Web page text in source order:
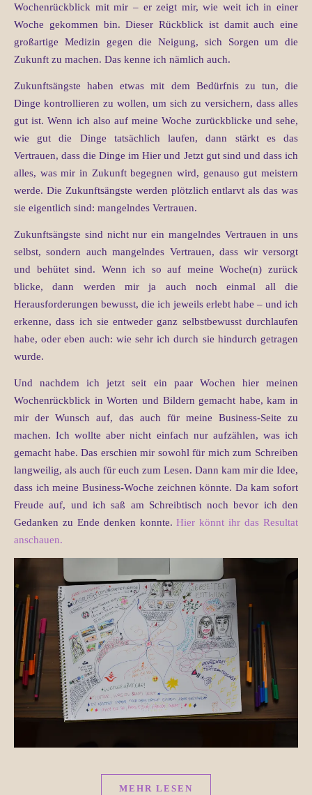
Wochenrückblick mit mir – er zeigt mir, wie weit ich in einer
Woche gekommen bin. Dieser Rückblick ist damit auch eine
großartige Medizin gegen die Neigung, sich Sorgen um die
Zukunft zu machen. Das kenne ich nämlich auch.
Zukunftsängste haben etwas mit dem Bedürfnis zu tun, die
Dinge kontrollieren zu wollen, um sich zu versichern, dass alles
gut ist. Wenn ich also auf meine Woche zurückblicke und sehe,
wie gut die Dinge tatsächlich laufen, dann stärkt es das
Vertrauen, dass die Dinge im Hier und Jetzt gut sind und dass ich
alles, was mir in Zukunft begegnen wird, genauso gut meistern
werde. Die Zukunftsängste werden plötzlich entlarvt als das was
sie eigentlich sind: mangelndes Vertrauen.
Zukunftsängste sind nicht nur ein mangelndes Vertrauen in uns
selbst, sondern auch mangelndes Vertrauen, dass wir versorgt
und behütet sind. Wenn ich so auf meine Woche(n) zurück
blicke, dann werden mir ja auch noch einmal all die
Herausforderungen bewusst, die ich jeweils erlebt habe – und ich
erkenne, dass ich sie entweder ganz selbstbewusst durchlaufen
habe, oder eben auch: wie sehr ich durch sie hindurch getragen
wurde.
Und nachdem ich jetzt seit ein paar Wochen hier meinen
Wochenrückblick in Worten und Bildern gemacht habe, kam in
mir der Wunsch auf, das auch für meine Business-Seite zu
machen. Ich wollte aber nicht einfach nur aufzählen, was ich
gemacht habe. Das erschien mir sowohl für mich zum Schreiben
langweilig, als auch für euch zum Lesen. Dann kam mir die Idee,
dass ich meine Business-Woche zeichnen könnte. Da kam sofort
Freude auf, und ich saß am Schreibtisch noch bevor ich den
Gedanken zu Ende denken konnte.Hier könnt ihr das Resultat
anschauen.
MEHR LESEN